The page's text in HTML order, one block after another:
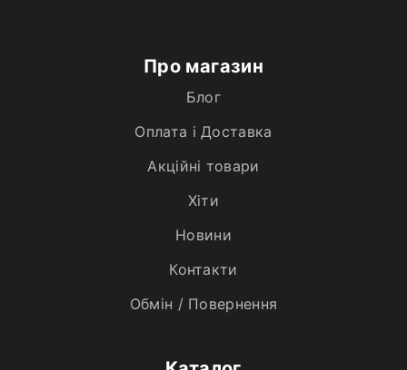
Про магазин
Блог
Оплата і Доставка
Акційні товари
Хiти
Новини
Контакти
Обмін / Повернення